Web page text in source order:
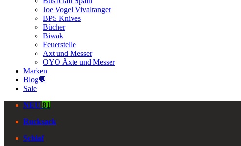
Joe Vogel Vivalranger
BPS Knives
Bücher
Biwak
Feuerstelle
Axt und Messer
OYO Äxte und Messer
Marken
Blog💬
Sale
NEU 81
Rucksack
Schlaf